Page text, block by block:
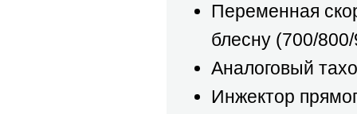
Переменная
блесну (700/
Аналоговый
Инжектор